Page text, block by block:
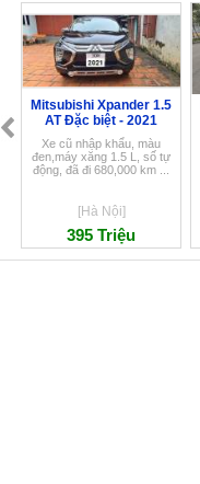
Mitsubishi Xpander 1.5
AT Đặc biệt - 2021
Xe cũ nhập khẩu, màu
đen,máy xăng 1.5 L, số tự
động, đã đi 680,000 km ...
[Hà Nội]
395 Triệu